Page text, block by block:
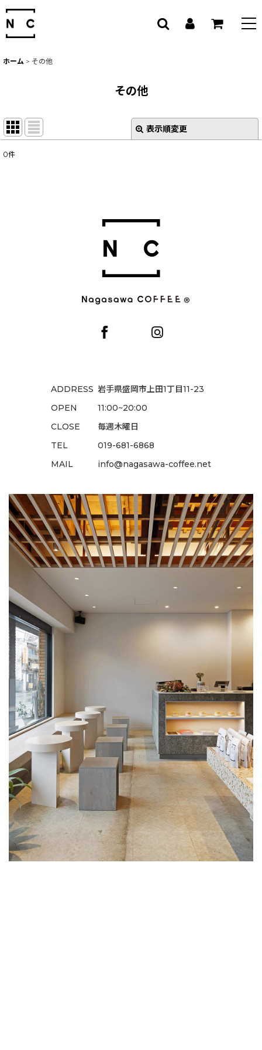
ホーム > その他
その他
表示順変更
絞り込む
0件
ADDRESS 岩手県盛岡市上田1丁目11-23
OPEN
11:00~20:00
CLOSE
毎週木曜日
TEL
019-681-6868
MAIL
info@nagasawa-coffee.net